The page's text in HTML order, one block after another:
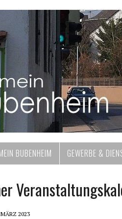
BUBENHEIM GEWERBE &
2023